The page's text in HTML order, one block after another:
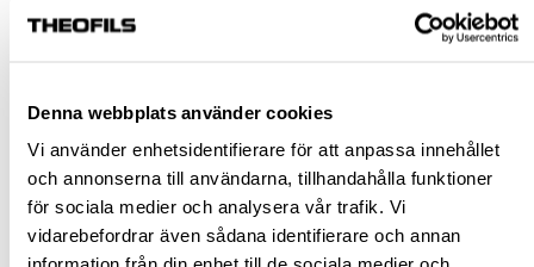
Denna webbplats använder cookies
Vi använder enhetsidentifierare för att anpassa innehållet
och annonserna till användarna, tillhandahålla funktioner
för sociala medier och analysera vår trafik. Vi
vidarebefordrar även sådana identifierare och annan
25
Rensa val
st